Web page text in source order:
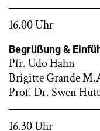
16.00 Uhr
Begrüßung &
Pfr. Udo Hahn
Brigitte Grande
Prof. Dr. Swen
16.30 Uhr